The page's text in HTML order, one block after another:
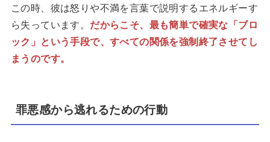
この時、彼は怒りや不満を言葉で説明するエネルギーす
ら失っています。 だからこそ、最も簡単で確実な「ブロ
ック」という手段で、すべての関係を強制終了させてし
まうのです。
罪悪感から逃れるための行動